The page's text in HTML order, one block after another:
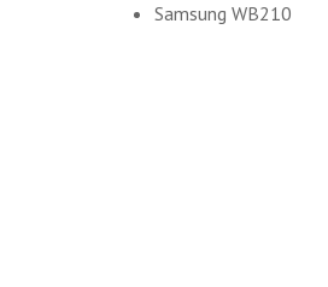
Samsung WB210